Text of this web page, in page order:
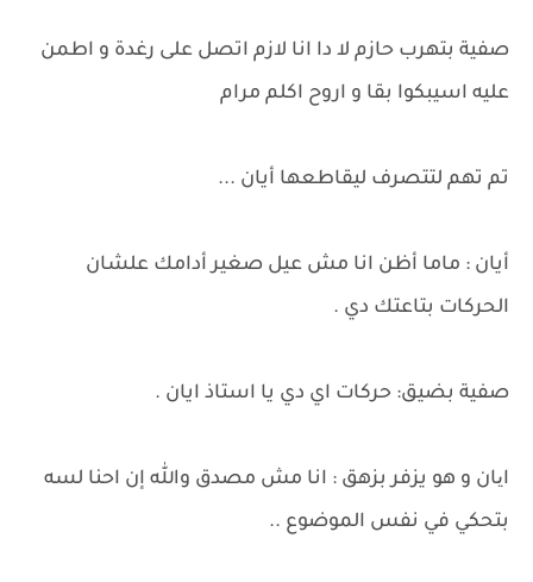
صفية بتهرب حازم لا دا انا لازم اتصل على رغدة و اطمن
عليه اسيبكوا بقا و اروح اكلم مرام
تم تهم لتتصرف ليقاطعها أيان ...
أيان : ماما أظن انا مش عيل صغير أدامك علشان
الحركات بتاعتك دي .
صفية بضيق: حركات اي دي يا استاذ ايان .
ایان و هو يزفر بزهق : انا مش مصدق والله إن احنا لسه
بتحكي في نفس الموضوع ..